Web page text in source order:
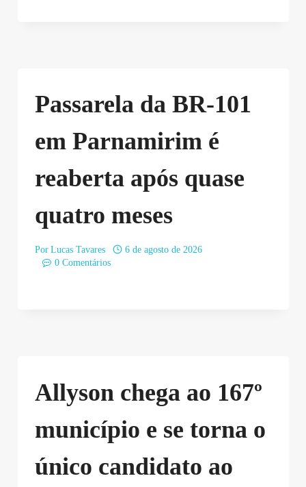
Passarela da BR-101
em Parnamirim é
reaberta após quase
quatro meses
Por Lucas Tavares
6 de agosto de 2026
0 Comentários
Allyson chega ao 167º
município e se torna o
único candidato ao